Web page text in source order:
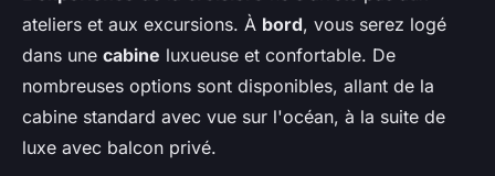
ateliers et aux excursions. À bord, vous serez logé
dans une cabine luxueuse et confortable. De
nombreuses options sont disponibles, allant de la
cabine standard avec vue sur l'océan, à la suite de
luxe avec balcon privé.